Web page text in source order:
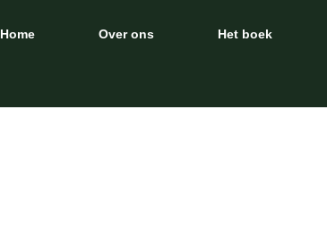
Home Over ons Het boek